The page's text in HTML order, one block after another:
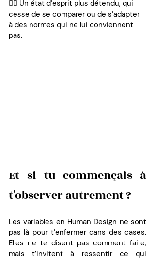
👉🏼 Un état d’esprit plus détendu, qui
cesse de se comparer ou de s’adapter
à des normes qui ne lui conviennent
pas.
Et si tu commençais à
t'observer autrement ?
Les variables en Human Design ne sont
pas là pour t’enfermer dans des cases.
Elles ne te disent pas comment faire,
mais t’invitent à ressentir ce qui